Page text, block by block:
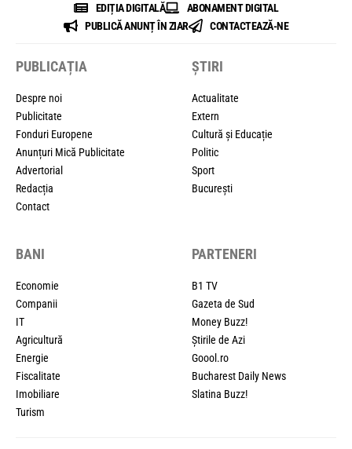
EDIȚIA DIGITALĂ
ABONAMENT DIGITAL
PUBLICĂ ANUNȚ ÎN ZIAR
CONTACTEAZĂ-NE
PUBLICAȚIA
Despre noi
Publicitate
Fonduri Europene
Anunțuri Mică Publicitate
Advertorial
Redacția
Contact
ȘTIRI
Actualitate
Extern
Cultură și Educație
Politic
Sport
București
BANI
Economie
Companii
IT
Agricultură
Energie
Fiscalitate
Imobiliare
Turism
PARTENERI
B1 TV
Gazeta de Sud
Money Buzz!
Știrile de Azi
Goool.ro
Bucharest Daily News
Slatina Buzz!